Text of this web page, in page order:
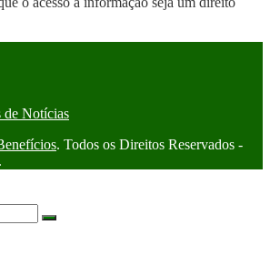
de Notícias
. Todos os Direitos Reservados -
.